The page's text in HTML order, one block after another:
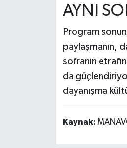
AYNI
Program
paylaşmanın,
sofranın
da
dayanışma
Kaynak: